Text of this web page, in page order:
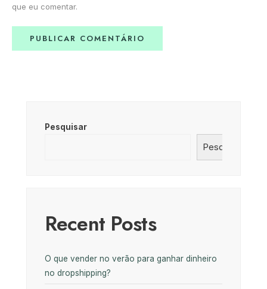
que eu comentar.
Pesquisar
Pesquisar
Recent Posts
O que vender no verão para ganhar dinheiro
no dropshipping?